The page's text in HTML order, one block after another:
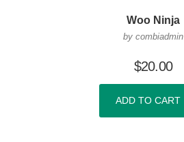
Woo Ninja
by combiadmin
$20.00
ADD TO CART